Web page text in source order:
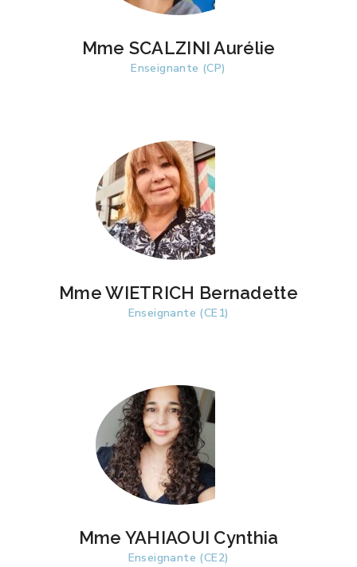
Mme SCALZINI Aurélie
Enseignante (CP)
Mme WIETRICH Bernadette
Enseignante (CE1)
Mme YAHIAOUI Cynthia
Enseignante (CE2)